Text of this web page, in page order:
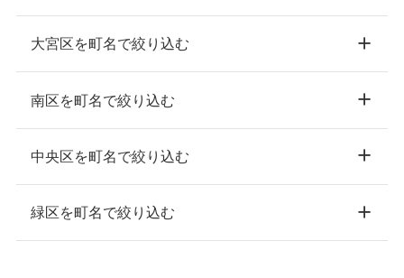
大宮区を町名で絞り込む
南区を町名で絞り込む
中央区を町名で絞り込む
緑区を町名で絞り込む